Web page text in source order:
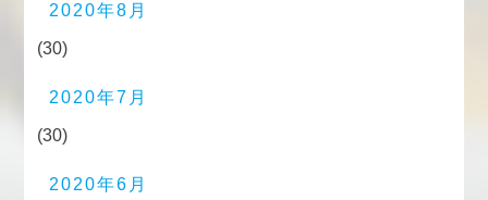
2020年8月
(30)
2020年7月
(30)
2020年6月